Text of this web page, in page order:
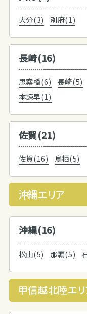
大分(3) 別府(1)
長崎(16)
思案橋(6) 長崎(5)
本諫早(1)
佐賀(21)
佐賀(16) 鳥栖(5)
沖縄エリア
沖縄(16)
松山(5) 那覇(5)
甲信越北陸エ